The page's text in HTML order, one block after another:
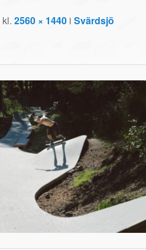
kl.2560 × 1440 iSvärdsjö